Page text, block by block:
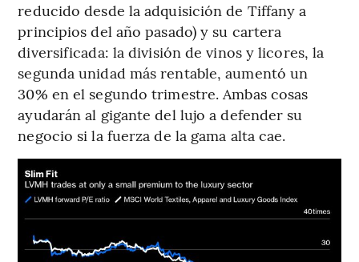
reducido desde la adquisición de Tiffany a
principios del año pasado) y su cartera
diversificada: la división de vinos y licores, la
segunda unidad más rentable, aumentó un
30% en el segundo trimestre. Ambas cosas
ayudarán al gigante del lujo a defender su
negocio si la fuerza de la gama alta cae.